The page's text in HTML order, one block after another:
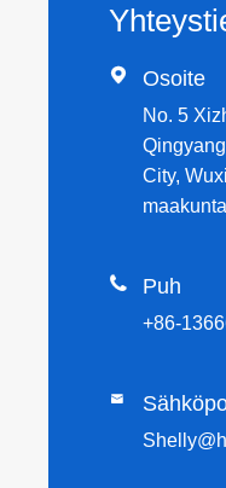
 Osoite
No. 5
City,
 Puh
+86-
